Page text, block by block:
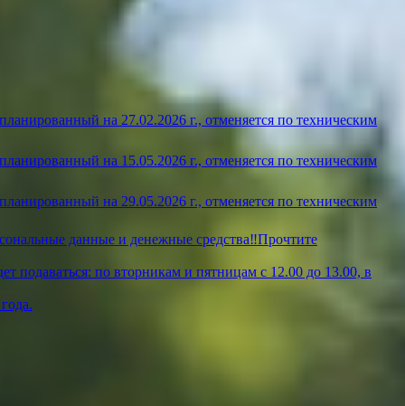
на 27.02.2026 г., отменяется по техническим
на 15.05.2026 г., отменяется по техническим
на 29.05.2026 г., отменяется по техническим
данные и денежные средства‼️Прочтите
подаваться: по вторникам и пятницам с 12.00 до 13.00, в